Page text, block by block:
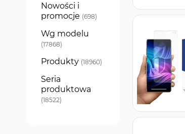
Nowości i
promocje 698
produkty
Wg modelu
17868
produkty
Produkty 18960
produkty
Seria
produktowa
18522
produkty